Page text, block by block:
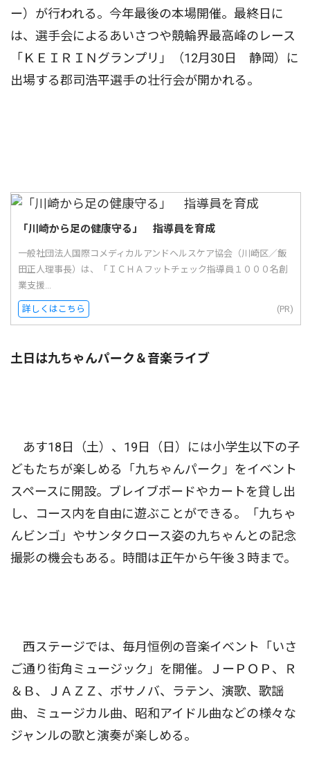
ー）が行われる。今年最後の本場開催。最終日に
は、選手会によるあいさつや競輪界最高峰のレース
「ＫＥＩＲＩＮグランプリ」（12月30日 静岡）に
出場する郡司浩平選手の壮行会が開かれる。
「川崎から足の健康守る」 指導員を育成
一般社団法人国際コメディカルアンドヘルスケア協会（川崎区／飯
田正人理事長）は、「ＩＣＨＡフットチェック指導員１０００名創
業支援...
詳しくはこちら (PR)
土日は九ちゃんパーク＆音楽ライブ
あす18日（土）、19日（日）には小学生以下の子
どもたちが楽しめる「九ちゃんパーク」をイベント
スペースに開設。ブレイブボードやカートを貸し出
し、コース内を自由に遊ぶことができる。「九ちゃ
んビンゴ」やサンタクロース姿の九ちゃんとの記念
撮影の機会もある。時間は正午から午後３時まで。
西ステージでは、毎月恒例の音楽イベント「いさ
ご通り街角ミュージック」を開催。ＪーＰＯＰ、Ｒ
＆Ｂ、ＪＡＺＺ、ボサノバ、ラテン、演歌、歌謡
曲、ミュージカル曲、昭和アイドル曲などの様々な
ジャンルの歌と演奏が楽しめる。